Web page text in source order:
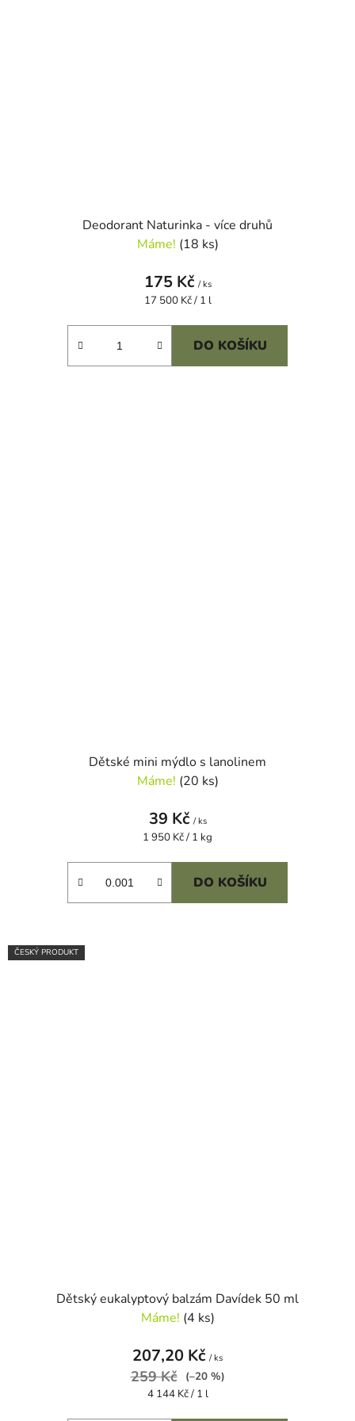
Deodorant Naturinka - více druhů
Máme! (18 ks)
175 Kč / ks
Měrná
17 500 Kč / 1 l
DO KOŠÍKU
Dětské mini mýdlo s lanolinem
Máme! (20 ks)
39 Kč / ks
Měrná
1 950 Kč / 1 kg
DO KOŠÍKU
ČESKÝ PRODUKT
Dětský eukalyptový balzám Davídek 50 ml
Máme! (4 ks)
207,20 Kč / ks
259 Kč
(–20 %)
Měrná
4 144 Kč / 1 l